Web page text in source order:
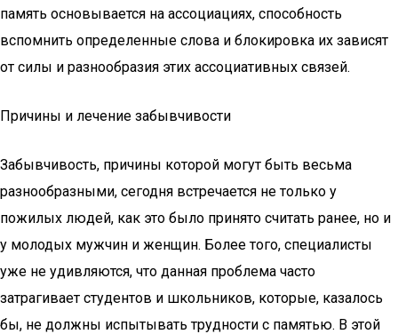
память основывается на ассоциациях, способность
вспомнить определенные слова и блокировка их зависят
от силы и разнообразия этих ассоциативных связей.
Причины и лечение забывчивости
Забывчивость, причины которой могут быть весьма
разнообразными, сегодня встречается не только у
пожилых людей, как это было принято считать ранее, но и
у молодых мужчин и женщин. Более того, специалисты
уже не удивляются, что данная проблема часто
затрагивает студентов и школьников, которые, казалось
бы, не должны испытывать трудности с памятью. В этой